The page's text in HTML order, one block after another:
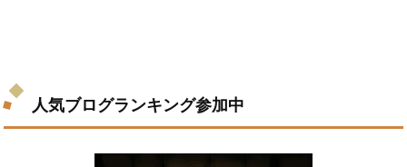
人気ブログランキング参加中